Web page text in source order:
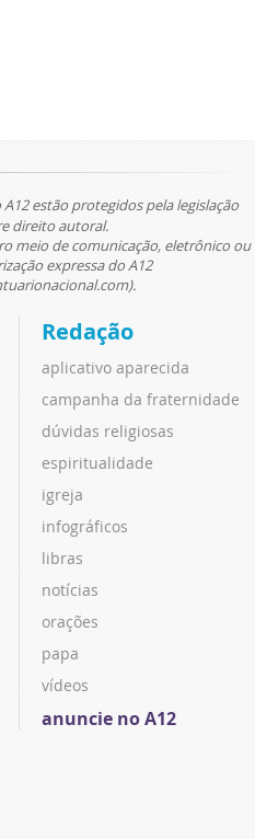
estão protegidos pela legislação
direito autoral.
meio de comunicação, eletrônico ou
expressa do A12
Redação
aplicativo aparecida
campanha da fraternidade
dúvidas religiosas
espiritualidade
igreja
infográficos
libras
notícias
orações
papa
vídeos
anuncie no A12